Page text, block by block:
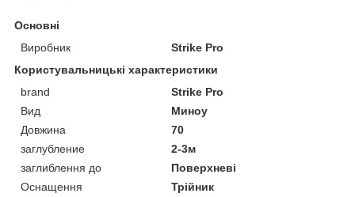
Основні
Виробник
Strike Pro
Користувальницькі характеристики
brand
Strike Pro
Вид
Миноу
Довжина
70
заглубление
2-3м
заглиблення до
Поверхневі
Оснащення
Трійник